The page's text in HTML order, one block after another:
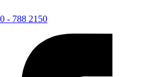
- 788 2150